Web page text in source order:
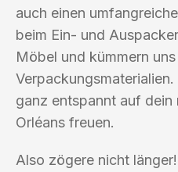
auch einen
beim Ein- und
Möbel und kümmern
ganz entspannt auf dein
Orléans freuen.
Also zögere nicht